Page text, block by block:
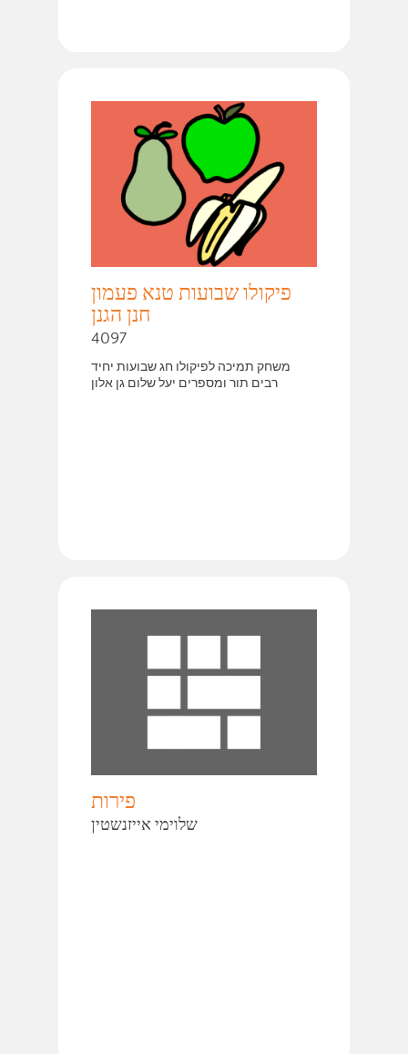
פיקולו שבועות טנא פעמון
חנן הגנן
4097
משחק תמיכה לפיקולו חג שבועות יחיד
רבים תור ומספרים יעל שלום גן אלון
פירות
שלוימי אייזנשטין